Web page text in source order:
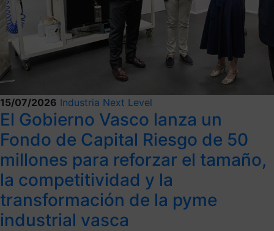
15/07/2026 Industria Next Level
El Gobierno Vasco lanza un
Fondo de Capital Riesgo de 50
millones para reforzar el tamaño,
la competitividad y la
transformación de la pyme
industrial vasca